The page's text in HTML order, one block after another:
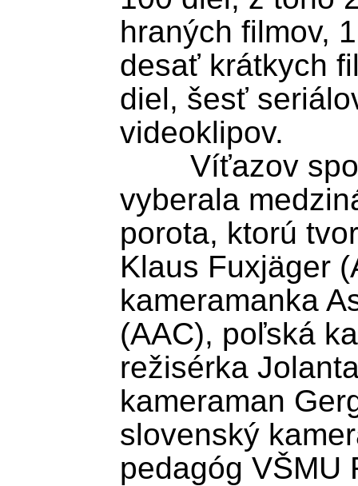
hraných filmov,
desať krátkych
diel, šesť
videoklipov.
vyberala
porota, ktorú
Klaus Fuxjäger
kameramanka
(AAC), poľská
režisérka
kameraman
slovenský
pedagóg VŠMU